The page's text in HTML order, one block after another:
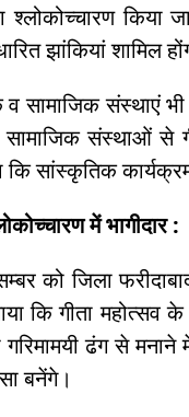
श्लोकोच्चारण
झांकियां शामिल
व सामाजिक संस्थाएं
सामाजिक संस्थाओं
सांस्कृतिक
में भागीदार :
को जिला
कि गीता महोत्सव
ढंग से
बनेंगे।